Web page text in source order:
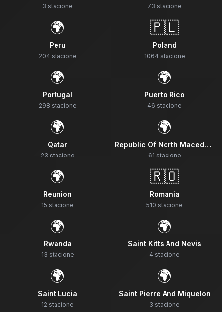
3 stacione 73 stacione
🌍
Peru
204 stacione
🇵🇱
Poland
1064 stacione
🌍
Portugal
298 stacione
🌍
Puerto Rico
46 stacione
🌍
Qatar
23 stacione
🌍
Republic Of North Macedonia
61 stacione
🌍
Reunion
15 stacione
🇷🇴
Romania
510 stacione
🌍
Rwanda
13 stacione
🌍
Saint Kitts And Nevis
4 stacione
🌍
Saint Lucia
12 stacione
🌍
Saint Pierre And Miquelon
3 stacione